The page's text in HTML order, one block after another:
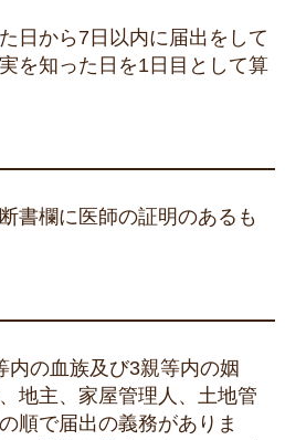
日から7日以内に届出をして
を知った日を1日目として算
書欄に医師の証明のあるも
内の血族及び3親等内の姻
地主、家屋管理人、土地管
順で届出の義務がありま